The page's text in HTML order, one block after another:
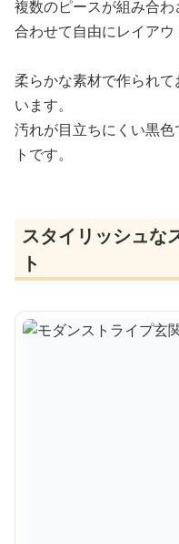
複数のピースが組み合
合わせて自由にレイアウ
柔らかな素材で作られ
います。
汚れが目立ちにくい黒
トです。
スタイリッシュな
ト